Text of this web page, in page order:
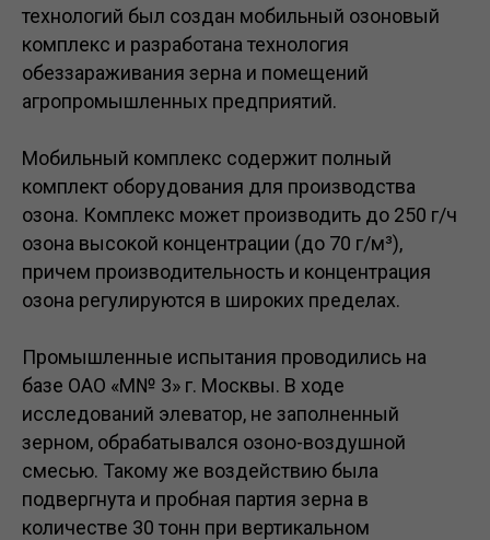
технологий был создан мобильный озоновый
комплекс и разработана технология
обеззараживания зерна и помещений
агропромышленных предприятий.
Мобильный комплекс содержит полный
комплект оборудования для производства
озона. Комплекс может производить до 250 г/ч
озона высокой концентрации (до 70 г/м³),
причем производительность и концентрация
озона регулируются в широких пределах.
Промышленные испытания проводились на
базе ОАО «М№ 3» г. Москвы. В ходе
исследований элеватор, не заполненный
зерном, обрабатывался озоно-воздушной
смесью. Такому же воздействию была
подвергнута и пробная партия зерна в
количестве 30 тонн при вертикальном